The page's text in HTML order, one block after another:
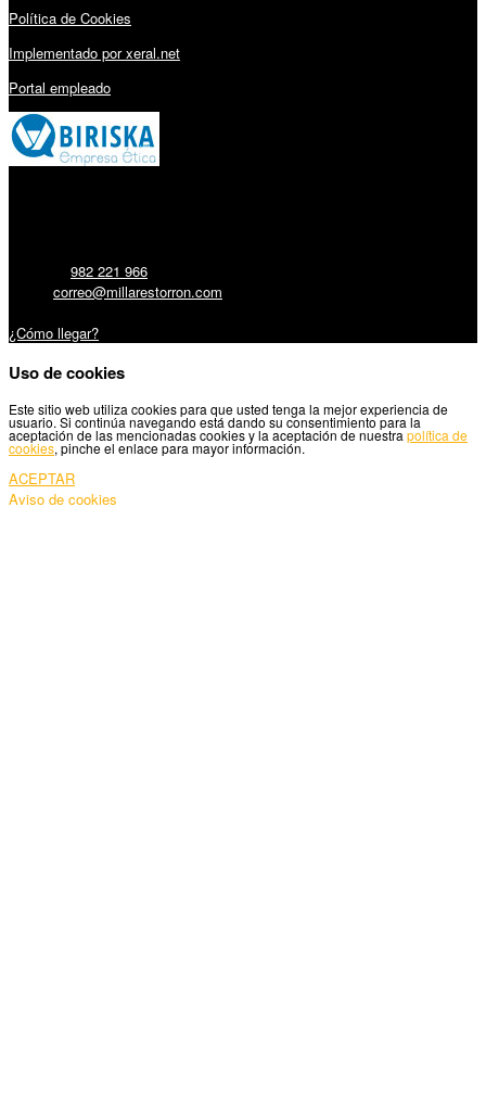
Política de Cookies
Implementado por xeral.net
Portal empleado
982 221 966
correo@millarestorron.com
¿Cómo llegar?
Uso de cookies
Este sitio web utiliza cookies para que usted tenga la mejor experiencia de
usuario. Si continúa navegando está dando su consentimiento para la
aceptación de las mencionadas cookies y la aceptación de nuestra política de
cookies, pinche el enlace para mayor información.
ACEPTAR
Aviso de cookies